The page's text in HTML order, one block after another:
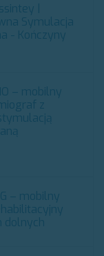
|
Symulacja
- Kończyny
– mobilny
z
– mobilny
dolnych